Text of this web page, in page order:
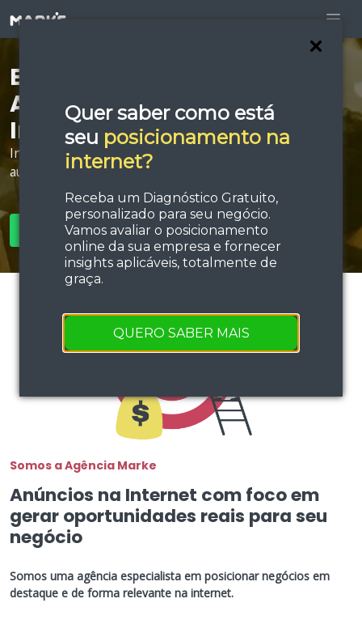
Quer saber como está
seu posicionamento na
internet?
Receba um Diagnóstico Gratuito,
personalizado para seu negócio.
Vamos avaliar o posicionamento
online da sua empresa e fornecer
insights aplicáveis, totalmente de
graça.
QUERO SABER MAIS
Está procurando por
Agência de Anúncios na
Internet em Castanhal?
Invista em estratégias de tráfego e performance e
aumente sua força de vendas!
SOLICITAR ORÇAMENTO
Somos a Agência Marke
Anúncios na Internet com foco em
gerar oportunidades reais para seu
negócio
Somos uma agência especialista em posicionar negócios em
destaque e de forma relevante na internet.